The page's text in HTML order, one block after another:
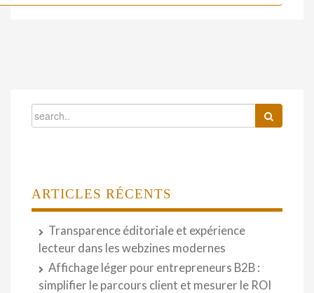
ARTICLES RÉCENTS
Transparence éditoriale et expérience
lecteur dans les webzines modernes
Affichage léger pour entrepreneurs B2B :
simplifier le parcours client et mesurer le ROI